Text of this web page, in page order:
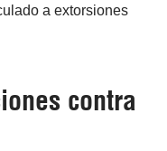
a extorsiones
contra